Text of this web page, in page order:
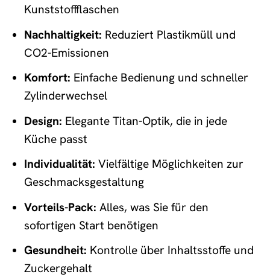
Kunststoffflaschen
Nachhaltigkeit: Reduziert Plastikmüll und
CO2-Emissionen
Komfort: Einfache Bedienung und schneller
Zylinderwechsel
Design: Elegante Titan-Optik, die in jede
Küche passt
Individualität: Vielfältige Möglichkeiten zur
Geschmacksgestaltung
Vorteils-Pack: Alles, was Sie für den
sofortigen Start benötigen
Gesundheit: Kontrolle über Inhaltsstoffe und
Zuckergehalt